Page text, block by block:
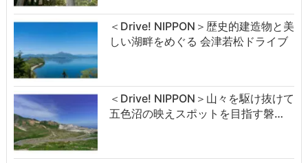
＜Drive! NIPPON＞歴史的建造物と美
しい湖畔をめぐる 会津若松ドライブ
＜Drive! NIPPON＞山々を駆け抜けて
五色沼の映えスポットを目指す磐…